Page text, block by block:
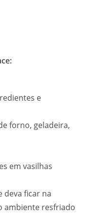
e
forno, geladeira,
em vasilhas
deva ficar na
ambiente resfriado